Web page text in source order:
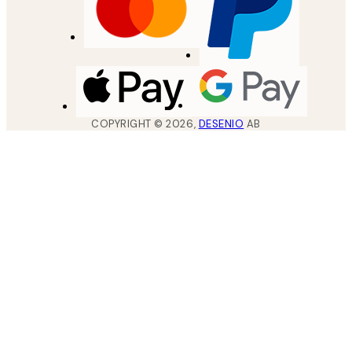
COPYRIGHT ©2026, DESENIO AB